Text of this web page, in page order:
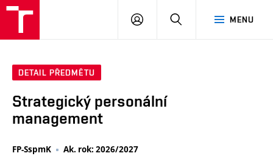
MENU
PŘIHLÁSIT
DETAIL PŘEDMĚTU
Strategický personální
management
FP-SspmK Ak. rok: 2026/2027